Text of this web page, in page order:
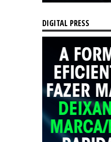
DIGITAL PRESS